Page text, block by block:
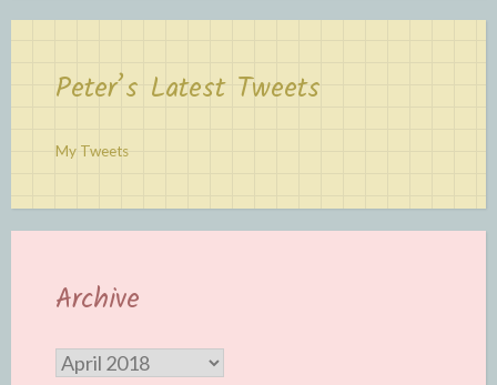
Peter’s Latest Tweets
My Tweets
Archive
Archive